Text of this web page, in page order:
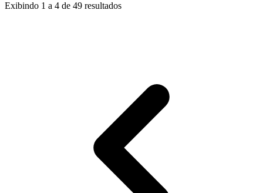
Exibindo 1 a 4 de 49 resultados